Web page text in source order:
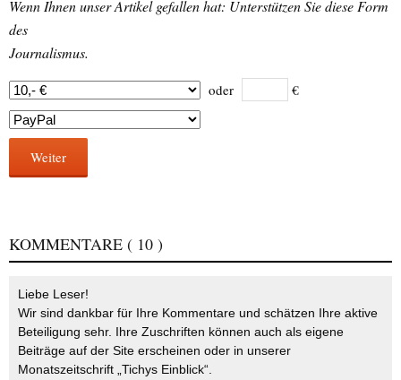
Wenn Ihnen unser Artikel gefallen hat: Unterstützen Sie diese Form
des
Journalismus.
oder €
Weiter
KOMMENTARE ( 10 )
Liebe Leser!
Wir sind dankbar für Ihre Kommentare und schätzen Ihre aktive
Beteiligung sehr. Ihre Zuschriften können auch als eigene
Beiträge auf der Site erscheinen oder in unserer
Monatszeitschrift „Tichys Einblick“.